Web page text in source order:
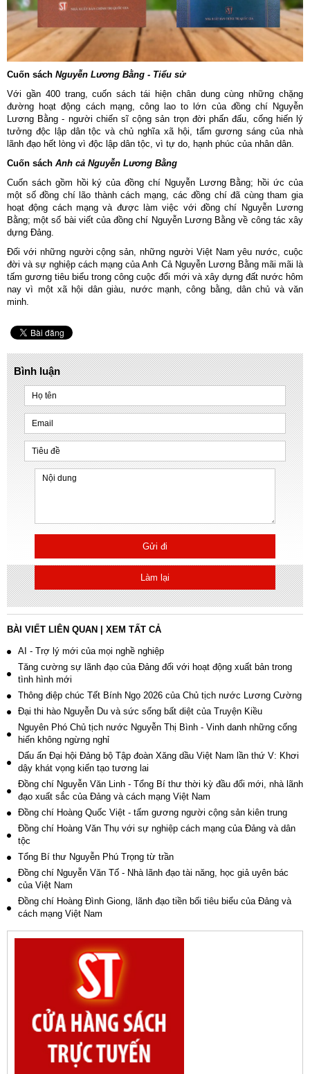
Cuốn sách Nguyễn Lương Bằng - Tiểu sử
Với gần 400 trang, cuốn sách tái hiện chân dung cùng những chặng
đường hoạt động cách mạng, công lao to lớn của đồng chí Nguyễn
Lương Bằng - người chiến sĩ cộng sản trọn đời phấn đấu, cống hiến lý
tưởng độc lập dân tộc và chủ nghĩa xã hội, tấm gương sáng của nhà
lãnh đạo hết lòng vì độc lập dân tộc, vì tự do, hạnh phúc của nhân dân.
Cuốn sách Anh cả Nguyễn Lương Bằng
Cuốn sách gồm hồi ký của đồng chí Nguyễn Lương Bằng; hồi ức của
một số đồng chí lão thành cách mạng, các đồng chí đã cùng tham gia
hoạt động cách mạng và được làm việc với đồng chí Nguyễn Lương
Bằng; một số bài viết của đồng chí Nguyễn Lương Bằng về công tác xây
dựng Đảng.
Đối với những người cộng sản, những người Việt Nam yêu nước, cuộc
đời và sự nghiệp cách mạng của Anh Cả Nguyễn Lương Bằng mãi mãi là
tấm gương tiêu biểu trong công cuộc đổi mới và xây dựng đất nước hôm
nay vì một xã hội dân giàu, nước mạnh, công bằng, dân chủ và văn
minh.
Bình luận
Gửi đi
Làm lại
BÀI VIẾT LIÊN QUAN XEM TẤT CẢ
AI - Trợ lý mới của mọi nghề nghiệp
Tăng cường sự lãnh đạo của Đảng đối với hoạt động xuất bản trong
tình hình mới
Thông điệp chúc Tết Bính Ngọ 2026 của Chủ tịch nước Lương Cường
Đại thi hào Nguyễn Du và sức sống bất diệt của Truyện Kiều
Nguyên Phó Chủ tịch nước Nguyễn Thị Bình - Vinh danh những cống
hiến không ngừng nghỉ
Dấu ấn Đại hội Đảng bộ Tập đoàn Xăng dầu Việt Nam lần thứ V: Khơi
dậy khát vọng kiến tạo tương lai
Đồng chí Nguyễn Văn Linh - Tổng Bí thư thời kỳ đầu đổi mới, nhà lãnh
đạo xuất sắc của Đảng và cách mạng Việt Nam
Đồng chí Hoàng Quốc Việt - tấm gương người cộng sản kiên trung
Đồng chí Hoàng Văn Thụ với sự nghiệp cách mạng của Đảng và dân
tộc
Tổng Bí thư Nguyễn Phú Trọng từ trần
Đồng chí Nguyễn Văn Tố - Nhà lãnh đạo tài năng, học giả uyên bác
của Việt Nam
Đồng chí Hoàng Đình Giong, lãnh đạo tiền bối tiêu biểu của Đảng và
cách mạng Việt Nam